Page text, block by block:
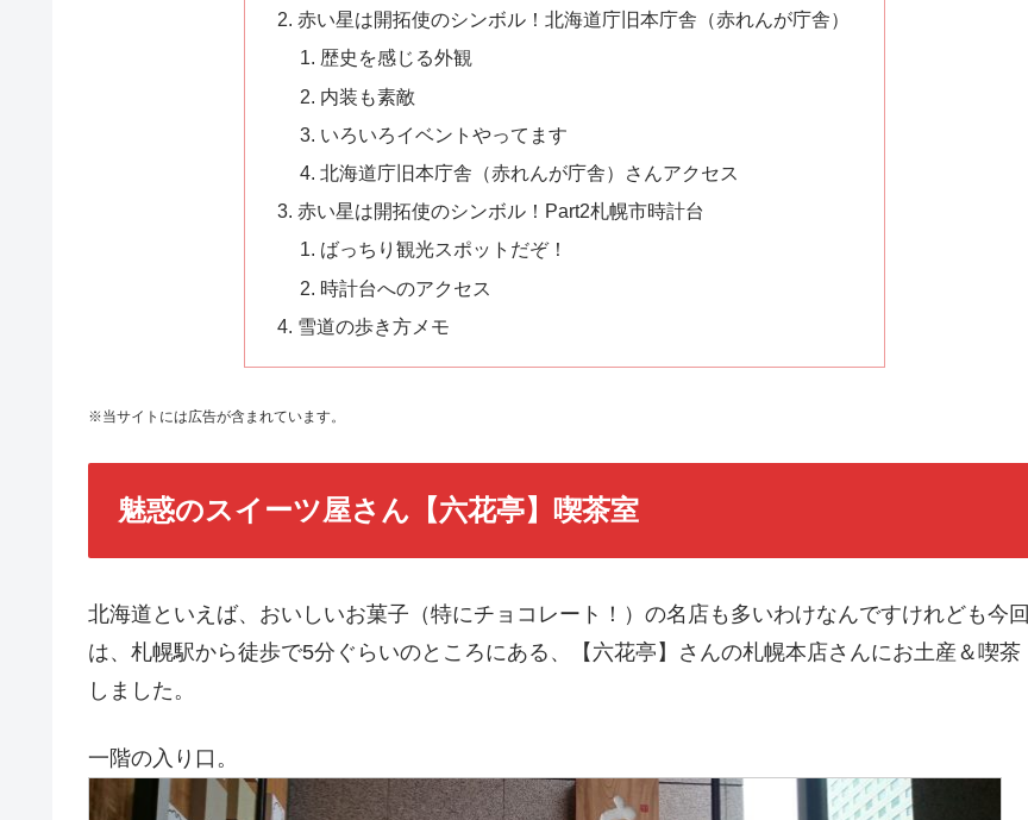
赤い星は開拓使のシンボル！北海道庁旧本庁舎（赤れんが庁舎）
歴史を感じる外観
内装も素敵
いろいろイベントやってます
北海道庁旧本庁舎（赤れんが庁舎）さんアクセス
赤い星は開拓使のシンボル！Part2札幌市時計台
ばっちり観光スポットだぞ！
時計台へのアクセス
雪道の歩き方メモ
※当サイトには広告が含まれています。
魅惑のスイーツ屋さん【六花亭】喫茶室
北海道といえば、おいしいお菓子（特にチョコレート！）の名店も多いわけなんですけれども今回
は、札幌駅から徒歩で5分ぐらいのところにある、【六花亭】さんの札幌本店さんにお土産＆喫茶
しました。
一階の入り口。